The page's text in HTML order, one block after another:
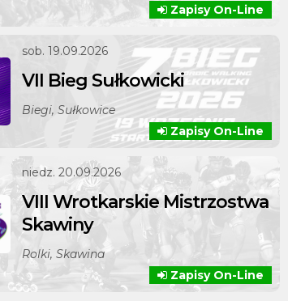
Zapisy On-Line
sob. 19.09.2026
VII Bieg Sułkowicki
Biegi, Sułkowice
Zapisy On-Line
niedz. 20.09.2026
VIII Wrotkarskie Mistrzostwa
Skawiny
Rolki, Skawina
Zapisy On-Line